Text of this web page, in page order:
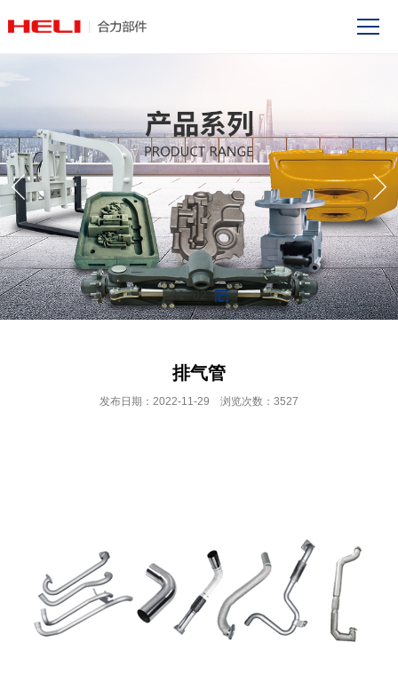
01 02
排气管
发布日期：2022-11-29 浏览次数：3527